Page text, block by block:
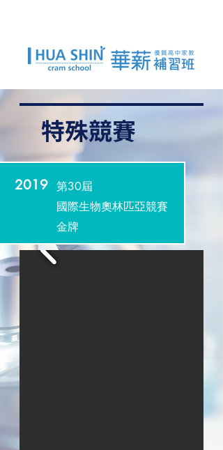
特殊競賽
第30屆
國際生物奧林匹亞競賽
​金牌
2019